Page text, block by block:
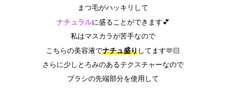
まつ毛がハッキリして
ナチュラルに盛ることができます💕
私はマスカラが苦手なので
こちらの美容液でナチュ盛りしてます🫶🏻
さらに少しとろみのあるテクスチャーなので
ブラシの先端部分を使用して